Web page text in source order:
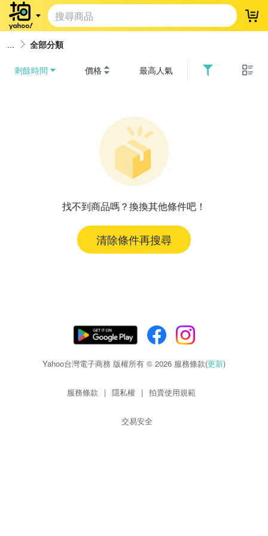
登
全部分類
剩餘時間 價格 最高人氣
找不到商品嗎？換換其他條件吧！
清除條件再搜尋
Yahoo台灣電子商務 版權所有 © 2026 服務條款(更新)
服務條款 | 隱私權 | 拍賣使用規範
交易安全